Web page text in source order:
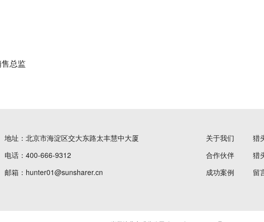
总监
地址：北京市海淀区交大东路太丰慧中大厦
电话：400-666-9312
邮箱：hunter01@sunsharer.cn
关于我们
猎
合作伙伴
猎
成功案例
留